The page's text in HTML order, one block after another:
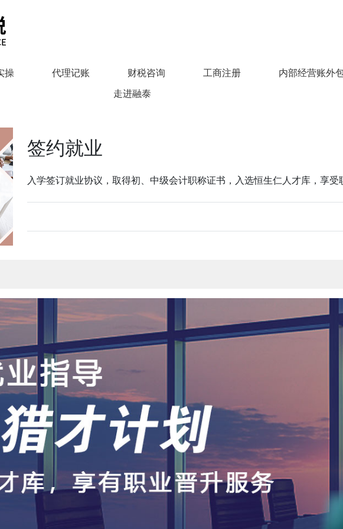
操 代理记账 财税咨询 工商注册 内部经营账外
走进融泰
签约就业
入学签订就业协议，取得初、中级会计职称证书，入选恒生仁人才库，享受